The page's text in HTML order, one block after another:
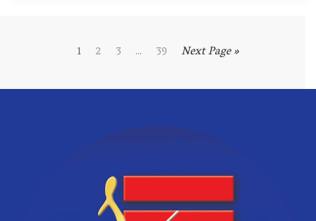
1 2 3 ... 39 Next Page »